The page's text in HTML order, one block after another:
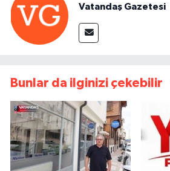
Vatandaş Gazetesi
Bunlar da ilginizi çekebilir